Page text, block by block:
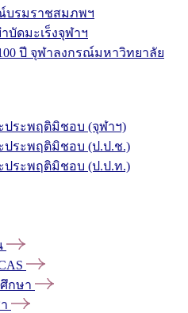
บรมราชสมภพฯ
ดมะเร็งจุฬาฯ
ปี จุฬาลงกรณ์มหาวิทยาลัย
ประพฤติมิชอบ (จุฬาฯ)
ประพฤติมิชอบ (ป.ป.ช.)
ประพฤติมิชอบ (ป.ป.ท.)
กษา